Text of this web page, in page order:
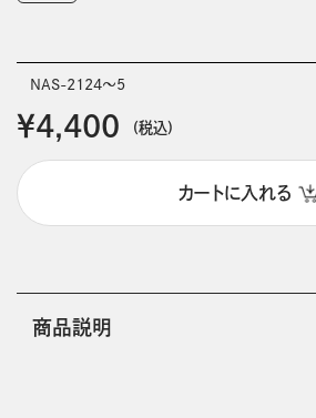
NAS-2124～5
￥4,400 (税込)
カートに入れる
商品説明